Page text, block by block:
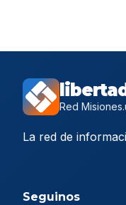
Red
La red de
Seguinos